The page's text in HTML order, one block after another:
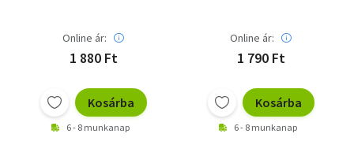
Online ár:
1 880 Ft
Kosárba
6 - 8 munkanap
Online ár:
1 790 Ft
Kosárba
6 - 8 munkanap